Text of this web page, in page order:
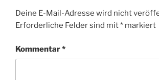
Deine E-Mail-Adresse wird nicht
Erforderliche Felder sind mit* markiert
Kommentar*